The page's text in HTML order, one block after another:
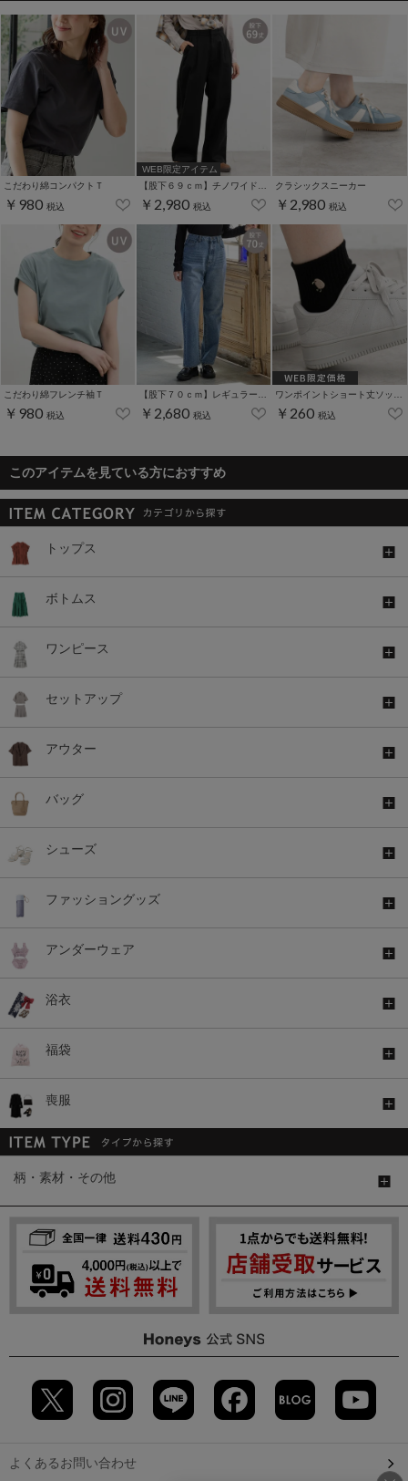
こだわり綿コンパクトＴ
￥980 税込
WEB限定アイテム
￥2,980 税込
クラシックスニーカー
￥2,980 税込
こだわり綿フレンチ袖Ｔ
￥980 税込
【股下７０ｃｍ】レギュラーストレート(股下63/66/70cm展開)
￥2,680 税込
ワンポイントショート丈ソックス
￥260 税込
このアイテムを見ている方におすすめ
トップス
ボトムス
ワンピース
セットアップ
アウター
バッグ
シューズ
ファッショングッズ
アンダーウェア
浴衣
福袋
喪服
柄・素材・その他
よくあるお問い合わせ